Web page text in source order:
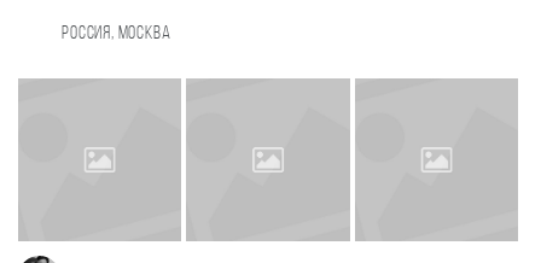
Россия, Москва